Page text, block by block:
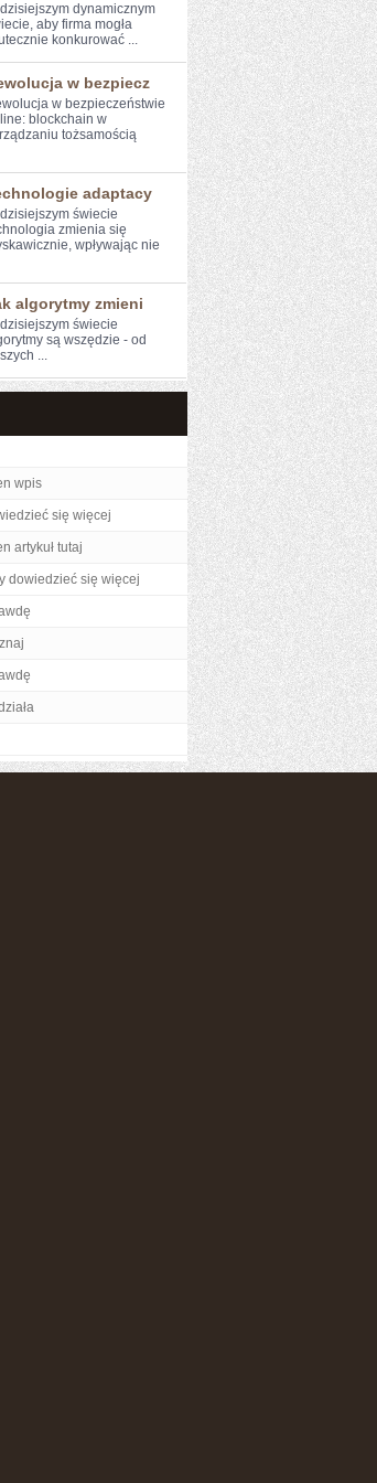
dynamicznym⁤
aby⁤ firma mogła
konkurować‍ ...
w bezpiecz
w ⁣bezpieczeństwie
blockchain w
‍tożsamością
adaptacy
świecie
‍zmienia się
wpływając nie
algorytmy zmieni
świecie
są wszędzie - od
...
wpis
się więcej
artykuł tutaj
dowiedzieć się więcej